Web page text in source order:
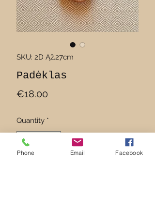
SKU: 2D Ąž.27cm
Padėklas
€18.00
Quantity *
Phone Email Facebook